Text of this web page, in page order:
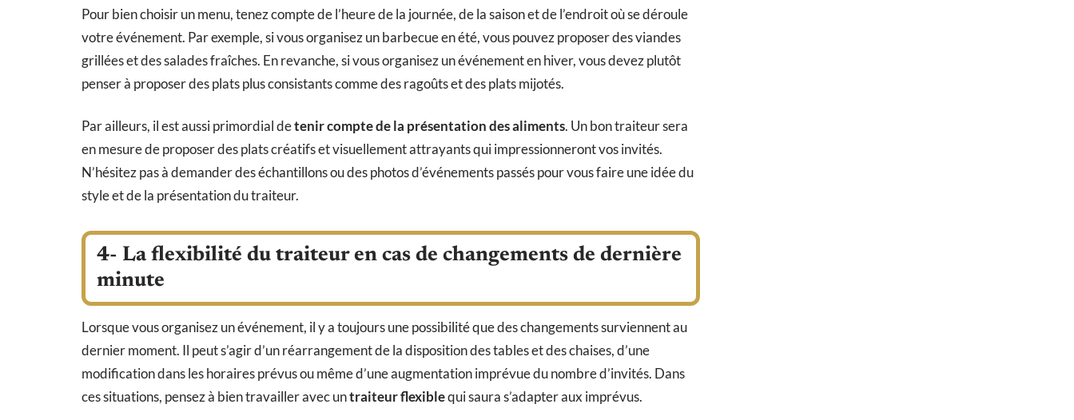
Pour bien choisir un menu, tenez compte de l’heure de la journée, de la saison et de l’endroit où se déroule
votre événement. Par exemple, si vous organisez un barbecue en été, vous pouvez proposer des viandes
grillées et des salades fraîches. En revanche, si vous organisez un événement en hiver, vous devez plutôt
penser à proposer des plats plus consistants comme des ragoûts et des plats mijotés.
Par ailleurs, il est aussi primordial detenir compte de la présentation des aliments. Un bon traiteur sera
en mesure de proposer des plats créatifs et visuellement attrayants qui impressionneront vos invités.
N’hésitez pas à demander des échantillons ou des photos d’événements passés pour vous faire une idée du
style et de la présentation du traiteur.
4- La flexibilité du traiteur en cas de changements de dernière
minute
Lorsque vous organisez un événement, il y a toujours une possibilité que des changements surviennent au
dernier moment. Il peut s’agir d’un réarrangement de la disposition des tables et des chaises, d’une
modification dans les horaires prévus ou même d’une augmentation imprévue du nombre d’invités. Dans
ces situations, pensez à bien travailler avec untraiteur flexiblequi saura s’adapter aux imprévus.